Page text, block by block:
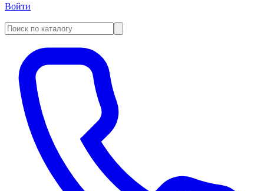
Войти